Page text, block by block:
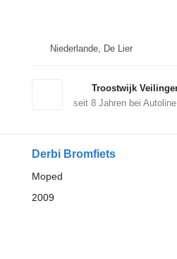
Niederlande, De Lier
Troostwijk
seit 8Jahren bei Autoline
Derbi Bromfiets
Moped
2009